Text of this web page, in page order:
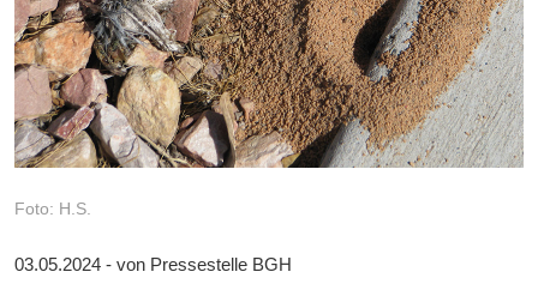
Foto: H.S.
03.05.2024 - von Pressestelle BGH